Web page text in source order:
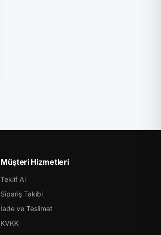
Müşteri Hizmetleri
Teklif Al
Sipariş Takibi
İade ve Teslimat
KVKK